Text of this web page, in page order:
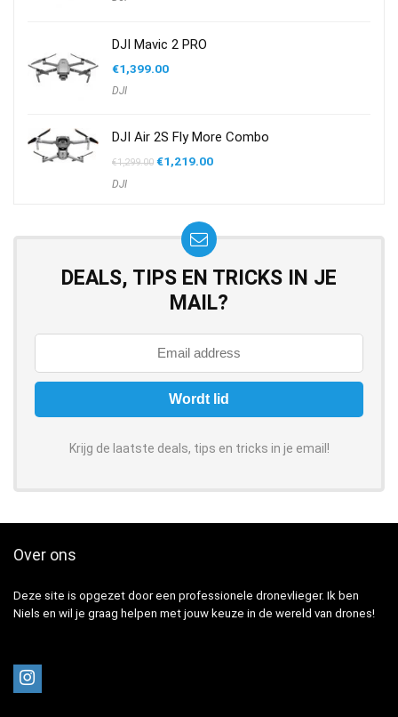
DJI Mavic 2 PRO
€1,399.00
DJI
DJI Air 2S Fly More Combo
€1,299.00 Oorspronkelijke
€1,219.00Huidige
DJI
DEALS, TIPS EN TRICKS IN JE
MAIL?
Krijg de laatste deals, tips en tricks in je email!
Over ons
Deze site is opgezet door een professionele dronevlieger. Ik ben
Niels en wil je graag helpen met jouw keuze in de wereld van drones!